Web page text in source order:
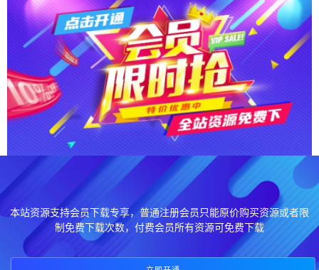
本站资源支持会员下载专享，普通注册会员只能原价购买资源或者限
制免费下载次数，付费会员所有资源可免费下载